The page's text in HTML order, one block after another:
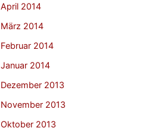
April 2014
März 2014
Februar 2014
Januar 2014
Dezember 2013
November 2013
Oktober 2013